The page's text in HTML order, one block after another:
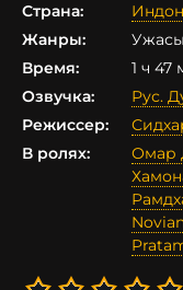
Страна:
Жанры:
Ужасы
Время:
1 ч 47
Озвучка:
Рус.
Режиссер:
В ролях:
Омар